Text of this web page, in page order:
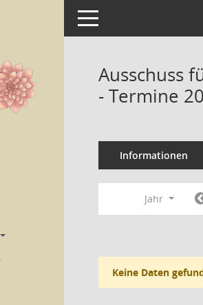
Toggle navigation
Ausschuss
- Termine
Informationen
Jahr
Keine Daten